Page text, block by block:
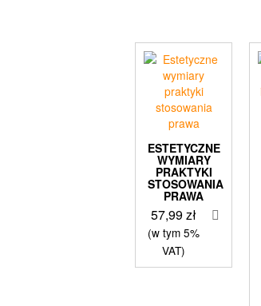
ESTETYCZNE
WYMIARY
PRAKTYKI
STOSOWANIA
PRAWA
57,99zł
(w tym 5%
VAT)